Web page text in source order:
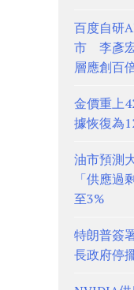
百度自研
市 李彥
層應創百
金價重上
據恢復為
油市預測
「供應
至3%
特朗普簽
長政府停